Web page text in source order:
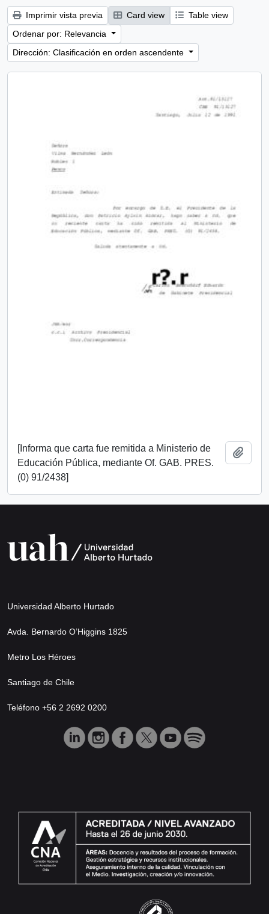
Imprimir vista previa Card view
Table view
Ordenar por: Relevancia
Dirección: Clasificación en orden ascendente
[Informa que carta fue remitida a Ministerio de
Educación Pública, mediante Of. GAB. PRES.
(0) 91/2438]
Universidad Alberto Hurtado
Avda. Bernardo O’Higgins 1825
Metro Los Héroes
Santiago de Chile
Teléfono +56 2 2692 0200